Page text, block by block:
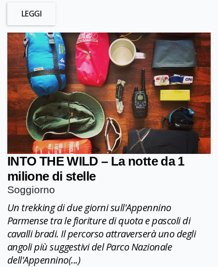
LEGGI
INTO THE WILD – La notte da 1
milione di stelle
Soggiorno
Un trekking di due giorni sull'Appennino
Parmense tra le fioriture di quota e pascoli di
cavalli bradi. Il percorso attraverserà uno degli
angoli più suggestivi del Parco Nazionale
dell'Appennino(...)